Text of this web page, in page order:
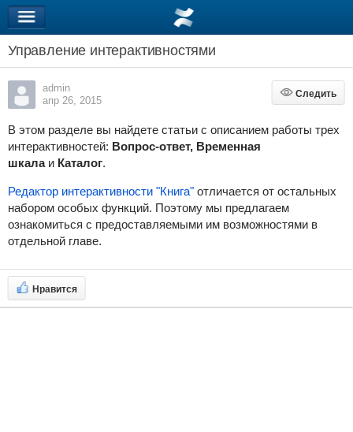
Управление интерактивностями
admin
апр 26, 2015
Следить
Следить
В этом разделе вы найдете статьи с описанием работы трех
интерактивностей: Вопрос-ответ, Временная
шкала и Каталог.
Редактор интерактивности "Книга" отличается от остальных
набором особых функций. Поэтому мы предлагаем
ознакомиться с предоставляемыми им возможностями в
отдельной главе.
Нравится